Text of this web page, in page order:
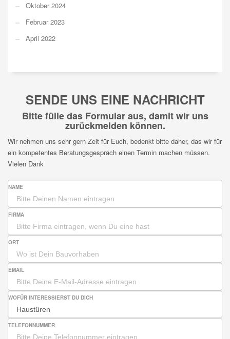
Oktober 2024
Februar 2023
April 2022
SENDE UNS EINE NACHRICHT
Bitte fülle das Formular aus, damit wir uns
zurückmelden können.
Wir nehmen uns sehr gern Zeit für Euch, bedenkt bitte daher, das wir für
ein kompetentes Beratungsgespräch einen Termin machen müssen.
Vielen Dank
NAME
FIRMA
ORT
EMAIL
WOFÜR INTERESSIERST DU DICH
TELEFONNUMMER